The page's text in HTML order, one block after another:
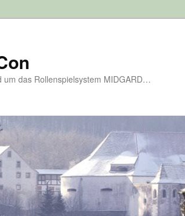
um das Rollenspielsystem MIDGARD…